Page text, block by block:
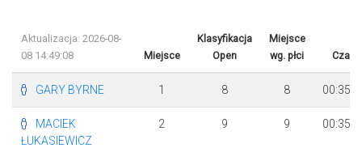
Aktualizacja: 2026-08-
08 14:49:08
Miejsce
Klasyfikacja
Open
Miejsce
wg. płci
Czas
GARY BYRNE 1 8 8
MACIEK
ŁUKASIEWICZ
2 9 9